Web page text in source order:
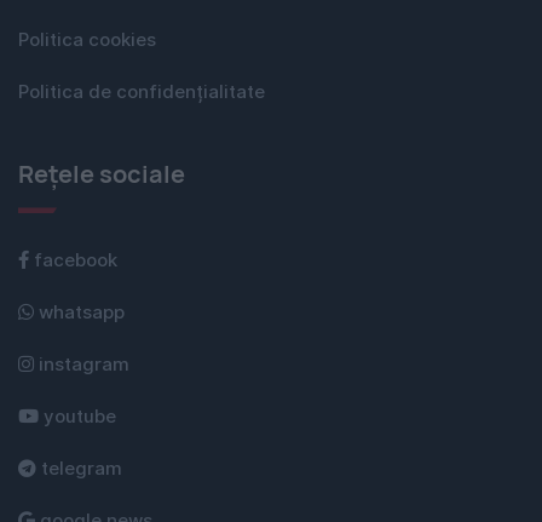
Politica cookies
Politica de confidențialitate
Rețele sociale
facebook
whatsapp
instagram
youtube
telegram